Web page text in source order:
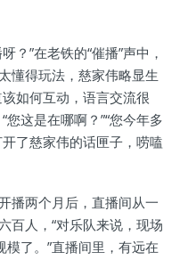
？”在老铁的“催播”声中，
懂得玩法，慈家伟略显生
如何互动，语言交流很
这是在哪啊？”“您今年多
了慈家伟的话匣子，唠嗑
播两个月后，直播间从一
百人，“对乐队来说，现场
了。”直播间里，有远在